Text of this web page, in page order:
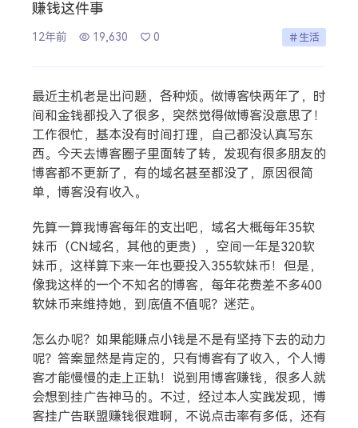
搜索
热门分类
赚钱这件事
12年前 19,630 0 生活
最近主机老是出问题，各种烦。做博客快两年了，时
间和金钱都投入了很多，突然觉得做博客没意思了！
工作很忙，基本没有时间打理，自己都没认真写东
西。今天去博客圈子里面转了转，发现有很多朋友的
博客都不更新了，有的域名甚至都没了，原因很简
单，博客没有收入。
先算一算我博客每年的支出吧，域名大概每年35软
妹币（CN域名，其他的更贵），空间一年是320软
妹币，这样算下来一年也要投入355软妹币！但是，
像我这样的一个不知名的博客，每年花费差不多400
软妹币来维持她，到底值不值呢？迷茫。
怎么办呢？如果能赚点小钱是不是有坚持下去的动力
呢？答案显然是肯定的，只有博客有了收入，个人博
客才能慢慢的走上正轨！说到用博客赚钱，很多人就
会想到挂广告神马的。不过，经过本人实践发现，博
客挂广告联盟赚钱很难啊，不说点击率有多低，还有